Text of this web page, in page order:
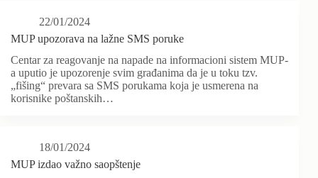
22/01/2024
MUP upozorava na lažne SMS poruke
Centar za reagovanje na napade na informacioni sistem MUP-
a uputio je upozorenje svim građanima da je u toku tzv.
„fišing“ prevara sa SMS porukama koja je usmerena na
korisnike poštanskih…
18/01/2024
MUP izdao važno saopštenje